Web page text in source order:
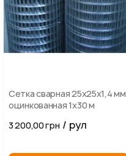
Сетка сварная 25х25х1,4 мм
оцинкованная 1х30 м
3 200,00 грн / рул